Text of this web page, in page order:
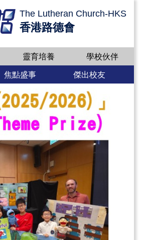
The Lutheran Church-HKS
香港路德會
靈育培養 學校伙伴
焦點盛事 傑出校友